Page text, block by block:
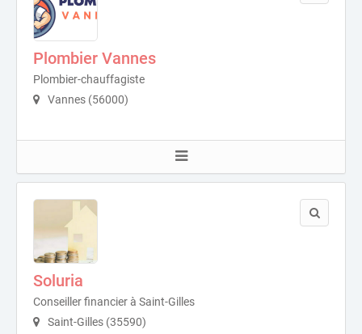
Plombier Vannes
Plombier-chauffagiste
Vannes (56000)
Soluria
Conseiller financier à Saint-Gilles
Saint-Gilles (35590)